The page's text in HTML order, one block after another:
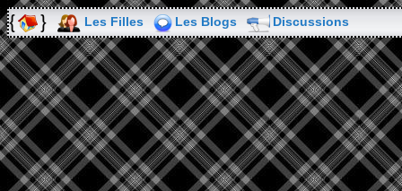
Les Filles Les Blogs Discussions